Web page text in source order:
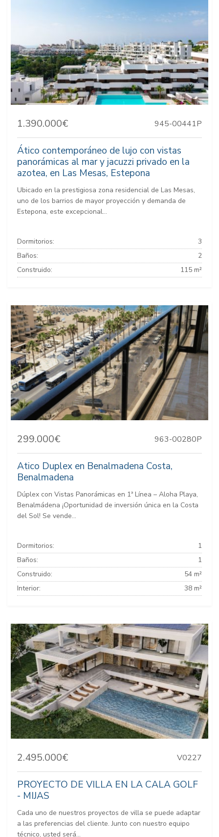
1.390.000€ 945-00441P
Ático contemporáneo de lujo con vistas
panorámicas al mar y jacuzzi privado en la
azotea, en Las Mesas, Estepona
Ubicado en la prestigiosa zona residencial de Las Mesas,
uno de los barrios de mayor proyección y demanda de
Estepona, este excepcional...
Dormitorios:
3
Baños:
2
Construido:
115 m²
299.000€ 963-00280P
Atico Duplex en Benalmadena Costa,
Benalmadena
Dúplex con Vistas Panorámicas en 1ª Línea – Aloha Playa,
Benalmádena ¡Oportunidad de inversión única en la Costa
del Sol! Se vende...
Dormitorios:
1
Baños:
1
Construido:
54 m²
Interior:
38 m²
2.495.000€ V0227
PROYECTO DE VILLA EN LA CALA GOLF
- MIJAS
Cada uno de nuestros proyectos de villa se puede adaptar
a las preferencias del cliente. Junto con nuestro equipo
técnico, usted será...